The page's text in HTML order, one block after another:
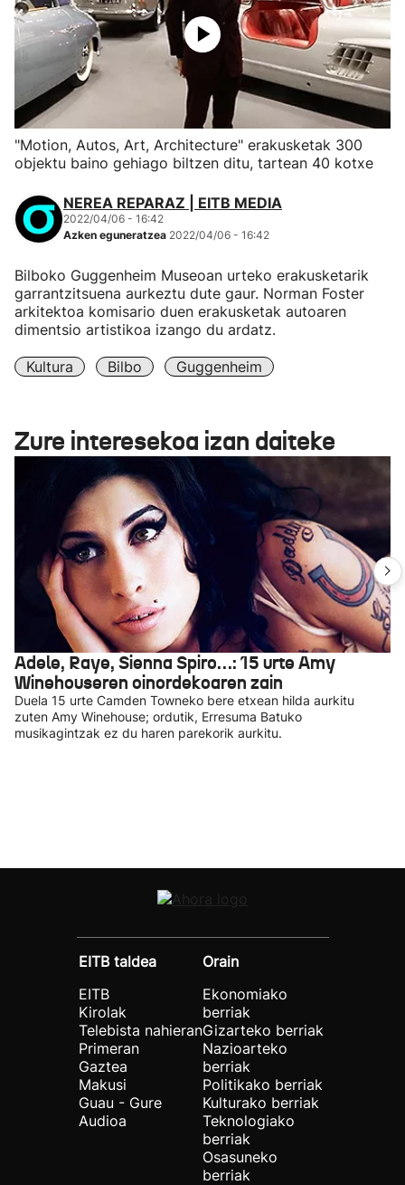
"Motion, Autos, Art, Architecture" erakusketak 300
objektu baino gehiago biltzen ditu, tartean 40 kotxe
NEREA REPARAZ | EITB MEDIA
2022/04/06 - 16:42
Azken eguneratzea 2022/04/06 - 16:42
Bilboko Guggenheim Museoan urteko erakusketarik
garrantzitsuena aurkeztu dute gaur. Norman Foster
arkitektoa komisario duen erakusketak autoaren
dimentsio artistikoa izango du ardatz.
Kultura Bilbo Guggenheim
Zure interesekoa izan daiteke
Adele, Raye, Sienna Spiro…: 15 urte Amy
Winehouseren oinordekoaren zain
Duela 15 urte Camden Towneko bere etxean hilda aurkitu
zuten Amy Winehouse; ordutik, Erresuma Batuko
musikagintzak ez du haren parekorik aurkitu.
EITB taldea
EITB
Kirolak
Telebista nahieran
Primeran
Gaztea
Makusi
Guau - Gure
Audioa
Orain
Ekonomiako
berriak
Gizarteko berriak
Nazioarteko
berriak
Politikako berriak
Kulturako berriak
Teknologiako
berriak
Osasuneko
berriak